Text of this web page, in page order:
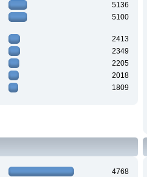
5136
5100
2413
2349
2205
2018
1809
4768